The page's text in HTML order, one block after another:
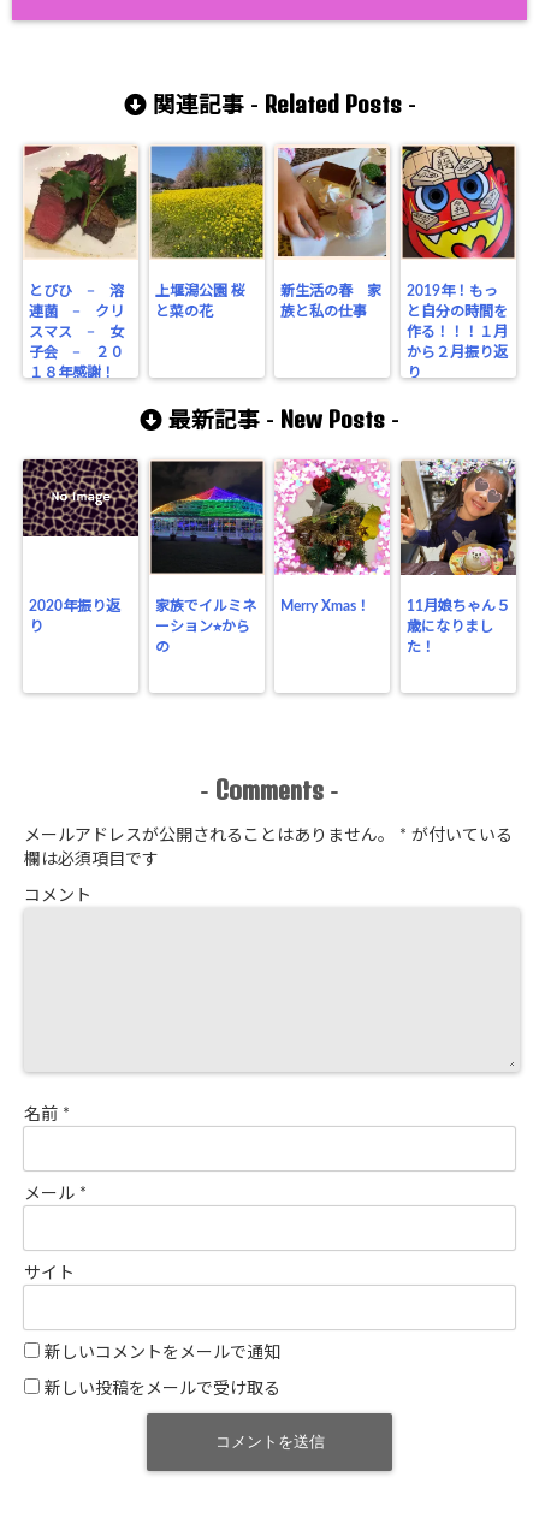
関連記事 - Related Posts-
とびひ − 溶
連菌 − クリ
スマス − 女
子会 − ２０
１８年感謝！
上堰潟公園 桜
と菜の花
新生活の春 家
族と私の仕事
2019年！もっ
と自分の時間を
作る！！！１月
から２月振り返
り
最新記事 - New Posts -
2020年振り返
り
家族でイルミネ
ーション⭐︎から
の
Merry Xmas！
11月娘ちゃん５
歳になりまし
た！
- Comments -
メールアドレスが公開されることはありません。 * が付いている
欄は必須項目です
コメント
名前 *
メール *
サイト
新しいコメントをメールで通知
新しい投稿をメールで受け取る